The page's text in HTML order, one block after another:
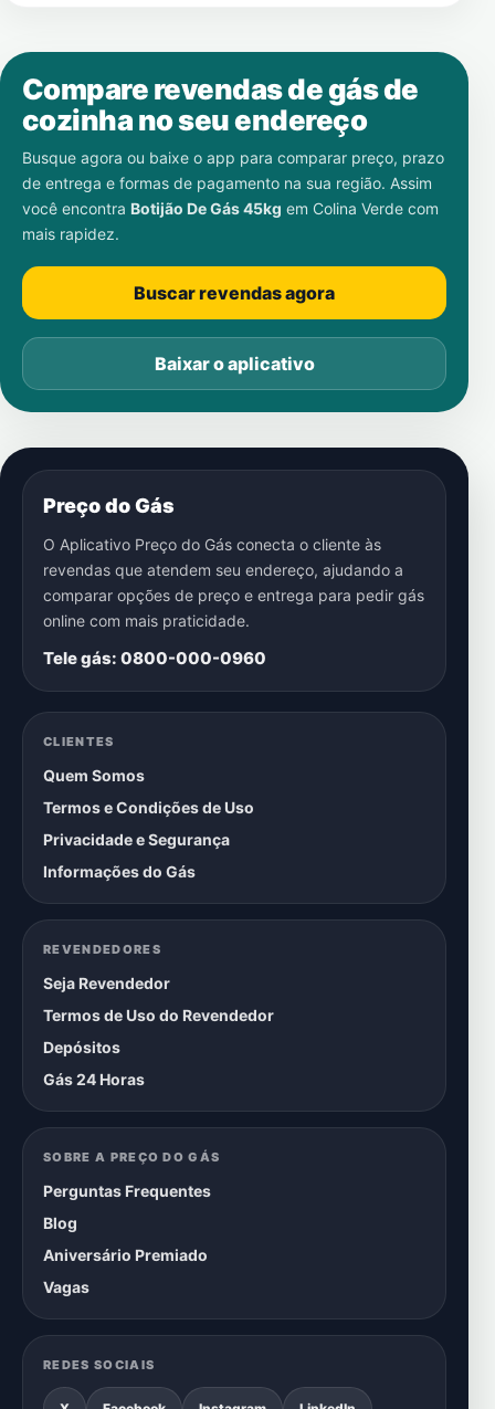
Compare revendas de gás de
cozinha no seu endereço
Busque agora ou baixe o app para comparar preço, prazo
de entrega e formas de pagamento na sua região. Assim
você encontra Botijão De Gás 45kg em Colina Verde com
mais rapidez.
Buscar revendas agora
Baixar o aplicativo
Preço do Gás
O Aplicativo Preço do Gás conecta o cliente às
revendas que atendem seu endereço, ajudando a
comparar opções de preço e entrega para pedir gás
online com mais praticidade.
Tele gás: 0800-000-0960
CLIENTES
Quem Somos
Termos e Condições de Uso
Privacidade e Segurança
Informações do Gás
REVENDEDORES
Seja Revendedor
Termos de Uso do Revendedor
Depósitos
Gás 24 Horas
SOBRE A PREÇO DO GÁS
Perguntas Frequentes
Blog
Aniversário Premiado
Vagas
REDES SOCIAIS